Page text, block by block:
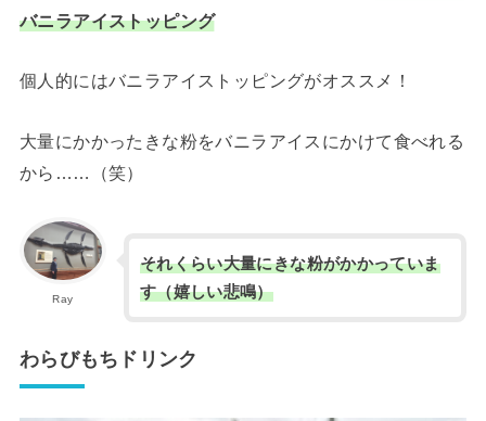
バニラアイストッピング
個人的にはバニラアイストッピングがオススメ！
大量にかかったきな粉をバニラアイスにかけて食べれる
から……（笑）
Ray
それくらい大量にきな粉がかかっていま
す（嬉しい悲鳴）
わらびもちドリンク